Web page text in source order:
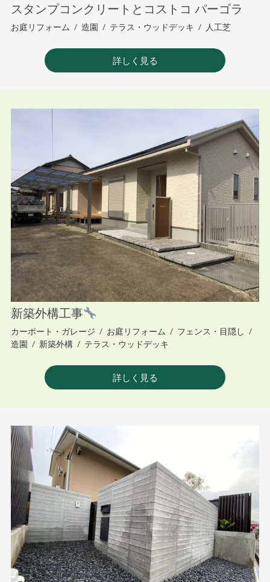
スタンプコンクリートとコストコ パーゴラ
お庭リフォーム / 造園 / テラス・ウッドデッキ / 人工芝
詳しく見る
新築外構工事
カーポート・ガレージ / お庭リフォーム / フェンス・目隠し /
造園 / 新築外構/ テラス・ウッドデッキ
詳しく見る